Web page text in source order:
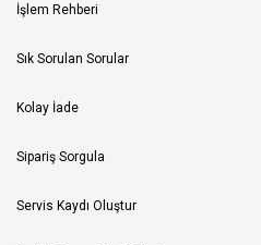
İşlem Rehberi
Sık Sorulan Sorular
Kolay İade
Sipariş Sorgula
Servis Kaydı Oluştur